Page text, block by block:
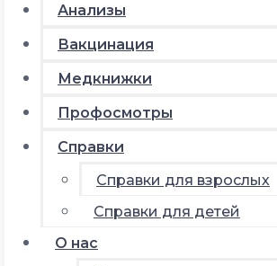
Анализы
Вакцинация
Медкнижки
Профосмотры
Справки
Справки для взрослых
Справки для детей
О нас